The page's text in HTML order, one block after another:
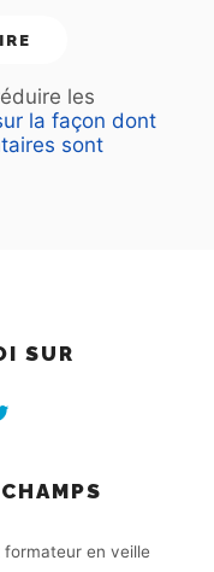
les
la façon dont
sont
SUR
en veille